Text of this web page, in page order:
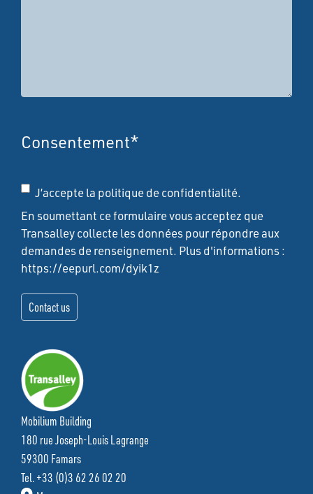
Consentement*
J’accepte la politique de confidentialité.
En soumettant ce formulaire vous acceptez que
Transalley collecte les données pour répondre aux
demandes de renseignement. Plus d'informations :
https://eepurl.com/dyik1z
Mobilium Building
180 rue Joseph-Louis Lagrange
59300 Famars
Tel. +33 (0)3 62 26 02 20